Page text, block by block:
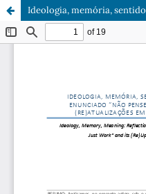
Ideologia, memória, sentido